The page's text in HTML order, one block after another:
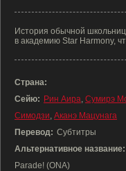
История обычной
в академию Star Harmony,
Страна:
Сейю: Рин Аира, Сумирэ
Симодзи, Аканэ Мацунага
Перевод: Субтитры
Альтернативное название:
Parade! (ONA)